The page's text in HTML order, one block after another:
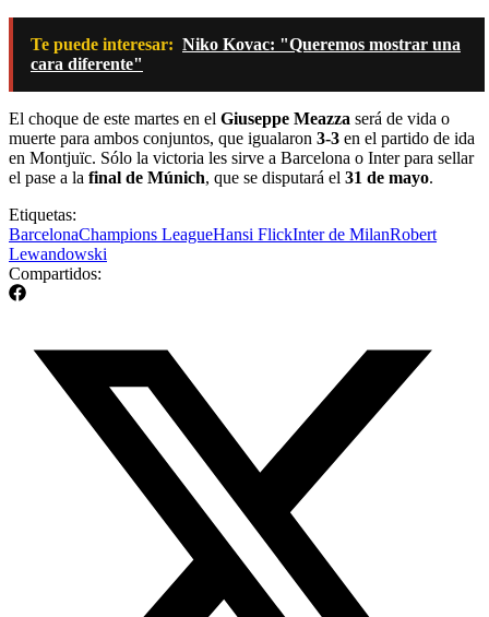
Te puede interesar: Niko Kovac: "Queremos mostrar una
cara diferente"
El choque de este martes en el Giuseppe Meazza será de vida o
muerte para ambos conjuntos, que igualaron 3-3 en el partido de ida
en Montjuïc. Sólo la victoria les sirve a Barcelona o Inter para sellar
el pase a la final de Múnich, que se disputará el 31 de mayo.
Etiquetas:
BarcelonaChampions LeagueHansi FlickInter de MilanRobert
Lewandowski
Compartidos: